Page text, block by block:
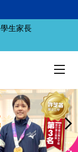
學生家長